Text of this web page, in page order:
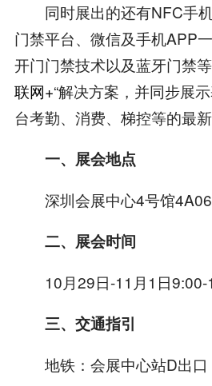
同时展出的还有NFC手机
门禁平台、微信及手机APP
开门门禁技术以及蓝牙门禁
联网+“解决方案，并同步展
台考勤、消费、梯控等的最
一、展会地点
深圳会展中心4号馆
二、展会时间
10月29日-11月1日9:00-
三、交通指引
地铁：会展中心站D出口